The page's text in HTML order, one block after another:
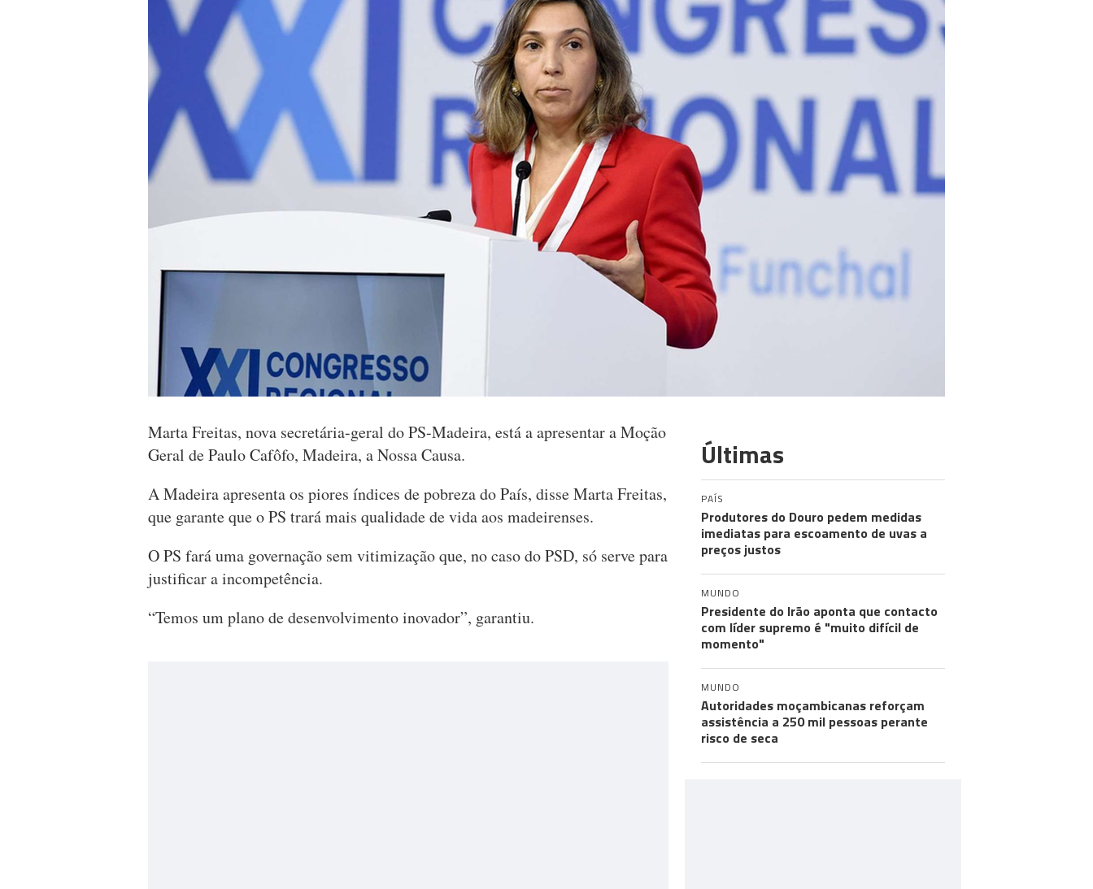
Marta Freitas, nova secretária-geral do PS-Madeira, está a apresentar a Moção
Geral de Paulo Cafôfo, Madeira, a Nossa Causa.
A Madeira apresenta os piores índices de pobreza do País, disse Marta Freitas,
que garante que o PS trará mais qualidade de vida aos madeirenses.
O PS fará uma governação sem vitimização que, no caso do PSD, só serve para
justificar a incompetência.
“Temos um plano de desenvolvimento inovador”, garantiu.
Últimas
PAÍS
Produtores do Douro pedem medidas
imediatas para escoamento de uvas a
preços justos
MUNDO
Presidente do Irão aponta que contacto
com líder supremo é "muito difícil de
momento"
MUNDO
Autoridades moçambicanas reforçam
assistência a 250 mil pessoas perante
risco de seca